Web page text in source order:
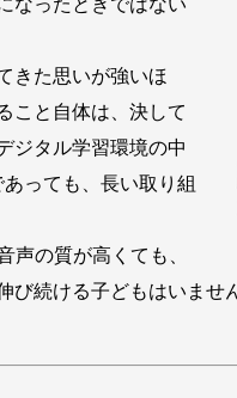
きた思いが強いほ
こと自体は、決して
ジタル学習環境の中
っても、長い取り組
の質が高くても、
続ける子どもはいま